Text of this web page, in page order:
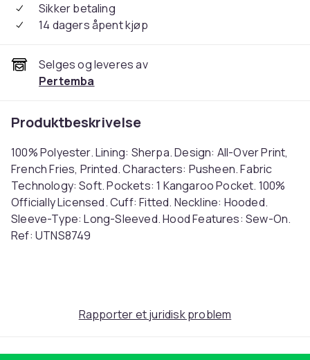
Sikker betaling
14 dagers åpent kjøp
Selges og leveres av
Pertemba
Produktbeskrivelse
100% Polyester. Lining: Sherpa. Design: All-Over Print,
French Fries, Printed. Characters: Pusheen. Fabric
Technology: Soft. Pockets: 1 Kangaroo Pocket. 100%
Officially Licensed. Cuff: Fitted. Neckline: Hooded.
Sleeve-Type: Long-Sleeved. Hood Features: Sew-On.
Ref: UTNS8749
Einheitsgröße (EU)
848dc99f-c1fc-5986-89e3-63b69a53bba9
Rapporter et juridisk problem